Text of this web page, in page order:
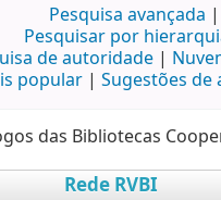
Pesquisa avançada
Pesquisar por
de autoridade
popular
Sugestões de
das Bibliotecas
Rede RVBI